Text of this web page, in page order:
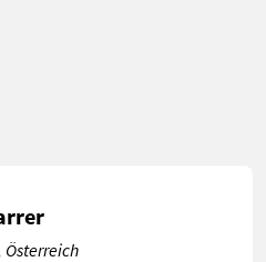
Österreich